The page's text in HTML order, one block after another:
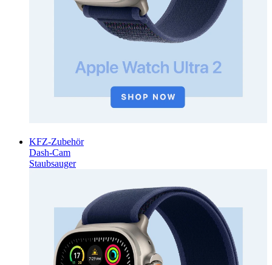
KFZ-Zubehör
Dash-Cam
Staubsauger